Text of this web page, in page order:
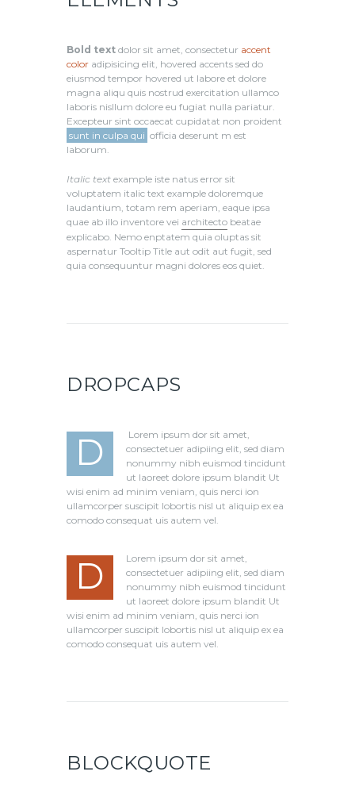
Bold text dolor sit amet, consectetur accent
color adipisicing elit, hovered accents sed do
eiusmod tempor hovered ut labore et dolore
magna aliqu quis nostrud exercitation ullamco
laboris nisllum dolore eu fugiat nulla pariatur.
Excepteur sint occaecat cupidatat non proident
sunt in culpa qui officia deserunt m est
laborum.
Italic text example iste natus error sit
voluptatem italic text example doloremque
laudantium, totam rem aperiam, eaque ipsa
quae ab illo inventore vei architecto beatae
explicabo. Nemo enptatem quia oluptas sit
aspernatur Tooltip Title aut odit aut fugit, sed
quia consequuntur magni dolores eos quiet.
DROPCAPS
D
Lorem ipsum dor sit amet,
consectetuer adipiing elit, sed diam
nonummy nibh euismod tincidunt
ut laoreet dolore ipsum blandit Ut
wisi enim ad minim veniam, quis nerci ion
ullamcorper suscipit lobortis nisl ut aliquip ex ea
comodo consequat uis autem vel.
D
Lorem ipsum dor sit amet,
consectetuer adipiing elit, sed diam
nonummy nibh euismod tincidunt
ut laoreet dolore ipsum blandit Ut
wisi enim ad minim veniam, quis nerci ion
ullamcorper suscipit lobortis nisl ut aliquip ex ea
comodo consequat uis autem vel.
BLOCKQUOTE